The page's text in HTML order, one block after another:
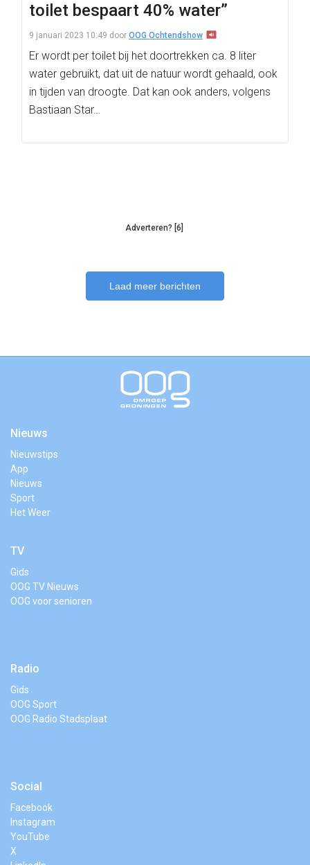
toilet bespaart 40% water”
9 januari 2023 10:49 door OOG Ochtendshow
Er wordt per toilet bij het doortrekken ca. 8 liter
water gebruikt, dat uit de natuur wordt gehaald, ook
in tijden van droogte. Dat kan ook anders, volgens
Bastiaan Star…
Adverteren? [6]
Laad meer berichten
Nieuws
Nieuwstips
App
Nieuws
Sport
Het Weer
TV
Gids
OOG TV Nieuws
OOG voor senioren
Radio
Gids
OOG Sport
OOG Radio Stadsplaat
Social
Facebook
Instagram
YouTube
X